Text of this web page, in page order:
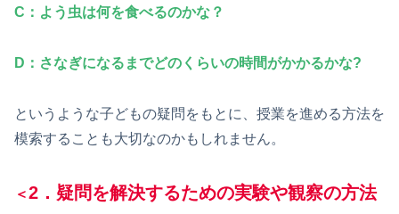
C：よう虫は何を食べるのかな？
D：さなぎになるまでどのくらいの時間がかかるかな?
というような子どもの疑問をもとに、授業を進める方法を
模索することも大切なのかもしれません。
＜2．疑問を解決するための実験や観察の方法